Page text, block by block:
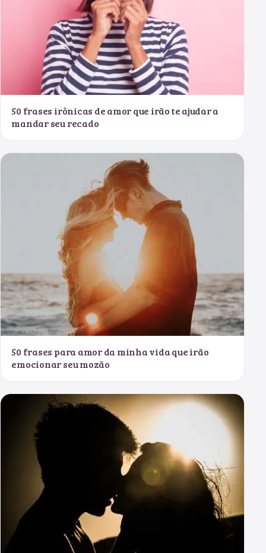
50 frases irônicas de amor que irão te ajudar a
mandar seu recado
50 frases para amor da minha vida que irão
emocionar seu mozão